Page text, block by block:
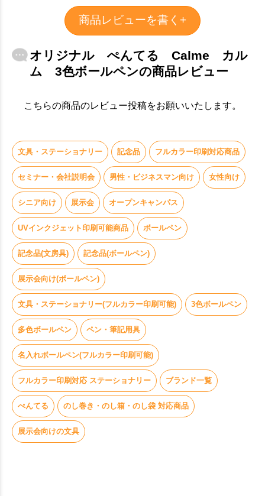
お買い物を続ける カートへ進む
商品レビューを書く+
オリジナル ぺんてる Calme カル
ム 3色ボールペンの商品レビュー
こちらの商品のレビュー投稿をお願いいたします。
文具・ステーショナリー 記念品 フルカラー印刷対応商品
セミナー・会社説明会 男性・ビジネスマン向け 女性向け
シニア向け 展示会 オープンキャンパス
UVインクジェット印刷可能商品 ボールペン
記念品(文房具) 記念品(ボールペン)
展示会向け(ボールペン)
文具・ステーショナリー(フルカラー印刷可能) 3色ボールペン
多色ボールペン ペン・筆記用具
名入れボールペン(フルカラー印刷可能)
フルカラー印刷対応 ステーショナリー ブランド一覧
ぺんてる のし巻き・のし箱・のし袋 対応商品
展示会向けの文具